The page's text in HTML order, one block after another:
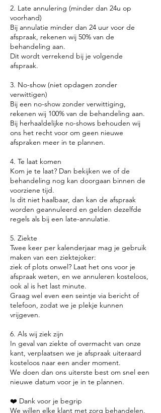
2. Late annulering (minder dan 24u op
voorhand)
Bij annulatie minder dan 24 uur voor de
afspraak, rekenen wij 50% van de
behandeling aan.
Dit wordt verrekend bij je volgende
afspraak.
3. No-show (niet opdagen zonder
verwittigen)
Bij een no-show zonder verwittiging,
rekenen wij 100% van de behandeling aan.
Bij herhaaldelijke no-shows behouden wij
ons het recht voor om geen nieuwe
afspraken meer in te plannen.
4. Te laat komen
Kom je te laat? Dan bekijken we of de
behandeling nog kan doorgaan binnen de
voorziene tijd.
Is dit niet haalbaar, dan kan de afspraak
worden geannuleerd en gelden dezelfde
regels als bij een late-annulatie.
5. Ziekte
Twee keer per kalenderjaar mag je gebruik
maken van een ziektejoker:
ziek of plots onwel? Laat het ons voor je
afspraak weten, en we annuleren kosteloos,
ook al is het last minute.
Graag wel even een seintje via bericht of
telefoon, zodat we je plekje kunnen
vrijgeven.
6. Als wij ziek zijn
In geval van ziekte of overmacht van onze
kant, verplaatsen we je afspraak uiteraard
kosteloos naar een ander moment.
We doen dan ons uiterste best om snel een
nieuwe datum voor je in te plannen.
❤️ Dank voor je begrip
We willen elke klant met zorg behandelen,